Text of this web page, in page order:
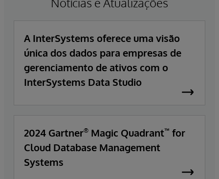
A InterSystems oferece uma visão
única dos dados para empresas de
gerenciamento de ativos com o
InterSystems Data Studio
2024 Gartner® Magic Quadrant™ for
Cloud Database Management
Systems